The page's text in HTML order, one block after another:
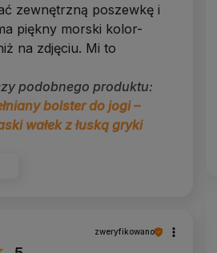
zewnętrzną poszewkę i
piękny morski kolor-
na zdjęciu. Mi to
podobnego produktu:
bolster do jogi –
wałek z łuską gryki
zweryfikowano